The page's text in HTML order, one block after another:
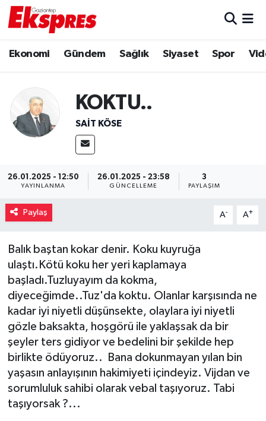
Ekonomi Gündem Sağlık Siyaset Spor
KOKTU..
SAIT KÖSE
26.01.2025 - 12:50
YAYINLANMA
26.01.2025 - 23:58
GÜNCELLEME
3
PAYLAŞIM
Paylaş A- A+
Balık baştan kokar denir. Koku kuyruğa
ulaştı.Kötü koku her yeri kaplamaya
başladı.Tuzluyayım da kokma,
diyeceğimde..Tuz'da koktu. Olanlar karşısında ne
kadar iyi niyetli düşünsekte, olaylara iyi niyetli
gözle baksakta, hoşgörü ile yaklaşsak da bir
şeyler ters gidiyor ve bedelini bir şekilde hep
birlikte ödüyoruz.. Bana dokunmayan yılan bin
yaşasın anlayışının hakimiyeti içindeyiz. Vijdan ve
sorumluluk sahibi olarak vebal taşıyoruz. Tabi
taşıyorsak ?...
Ekonomi
Gaziantep son dakika
Genel
Magazin
Müzik
Piyasa
Resmi İlanlar
Sağlık
Sinemalar
Trafik Durumu
Puan Durumu ve Fikstür
Tüm Manşetler